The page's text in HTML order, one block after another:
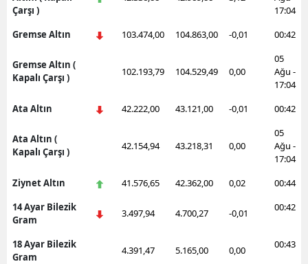
Çarşı )
17:04
Gremse Altın
103.474,00 104.863,00 -0,01 00:42
Gremse Altın (
Kapalı Çarşı )
102.193,79 104.529,49 0,00
05
Ağu -
17:04
Ata Altın
42.222,00 43.121,00 -0,01 00:42
Ata Altın (
Kapalı Çarşı )
42.154,94 43.218,31 0,00
05
Ağu -
17:04
Ziynet Altın
41.576,65 42.362,00 0,02
00:44
14 Ayar Bilezik
Gram
3.497,94 4.700,27 -0,01 00:42
18 Ayar Bilezik
Gram
4.391,47 5.165,00 0,00 00:43